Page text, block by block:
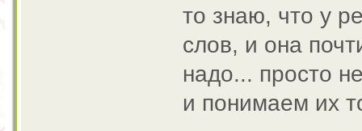
то знаю, что у
слов, и она
надо... просто
и понимаем их